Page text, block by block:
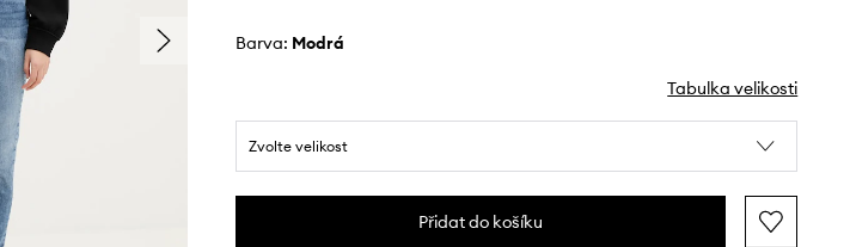
Barva: modrá
Tabulka velikosti
Zvolte velikost
Přidat do košíku